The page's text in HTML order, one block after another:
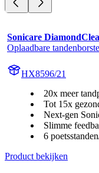
Sonicare
Oplaadbare
HX8596/21
20x meer
Tot 15x
Next-gen
Slimme
6
Product bekijken